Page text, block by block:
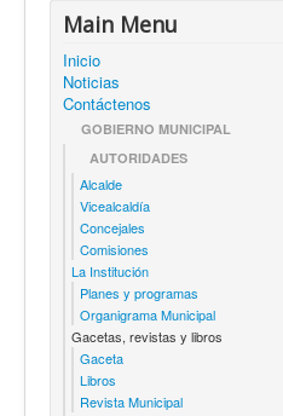
Main Menu
Inicio
Noticias
Contáctenos
GOBIERNO MUNICIPAL
AUTORIDADES
Alcalde
Vicealcaldía
Concejales
Comisiones
La Institución
Planes y programas
Organigrama Municipal
Gacetas, revistas y libros
Gaceta
Libros
Revista Municipal